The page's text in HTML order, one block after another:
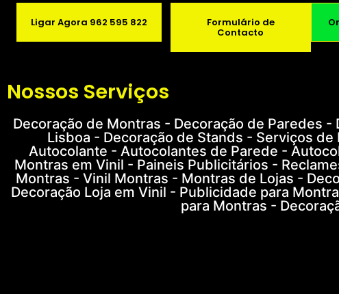
Ligar Agora 962 595 822 Formulário de
Contacto
Nossos Serviços
Decoração de Montras - Decoração de Paredes
Lisboa - Decoração de Stands - Serviços
Autocolante - Autocolantes de Parede -
Montras em Vinil - Paineis Publicitários -
Montras - Vinil Montras - Montras de Lojas -
Decoração Loja em Vinil - Publicidade para
para Montras -